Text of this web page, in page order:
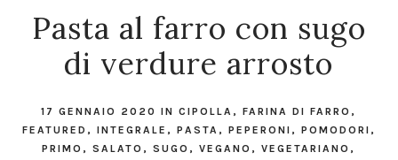
Pasta al farro con sugo
di verdure arrosto
17 GENNAIO 2020INCIPOLLA ,FARINA DI FARRO ,
FEATURED , INTEGRALE , PASTA , PEPERONI , POMODORI ,
PRIMO ,SALATO ,SUGO ,VEGANO ,VEGETARIANO ,